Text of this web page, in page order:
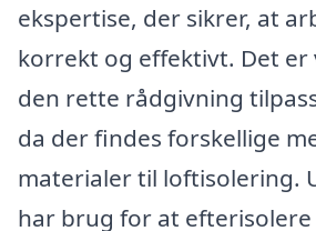
ekspertise, der sikrer, at
korrekt og effektivt. Det er
den rette rådgivning
da der findes forskellige
materialer til loftisolering.
har brug for at